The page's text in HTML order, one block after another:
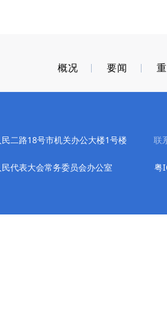
概况 要闻
二路18号市机关办公大楼1号楼 联
代表大会常务委员会办公室 粤